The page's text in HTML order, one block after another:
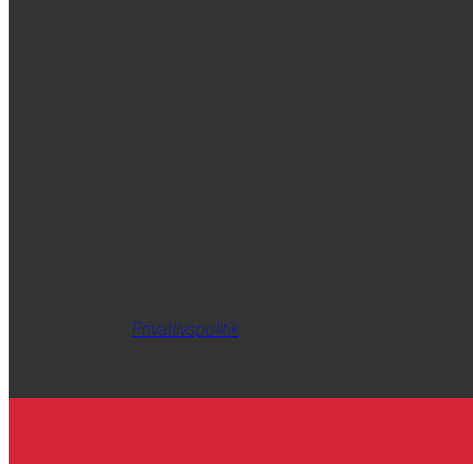
Privatlivspolitik